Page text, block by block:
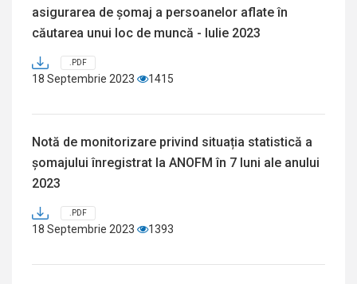
asigurarea de șomaj a persoanelor aflate în
căutarea unui loc de muncă - Iulie 2023
.PDF
18 Septembrie 2023 1415
Notă de monitorizare privind situația statistică a
șomajului înregistrat la ANOFM în 7 luni ale anului
2023
.PDF
18 Septembrie 2023 1393